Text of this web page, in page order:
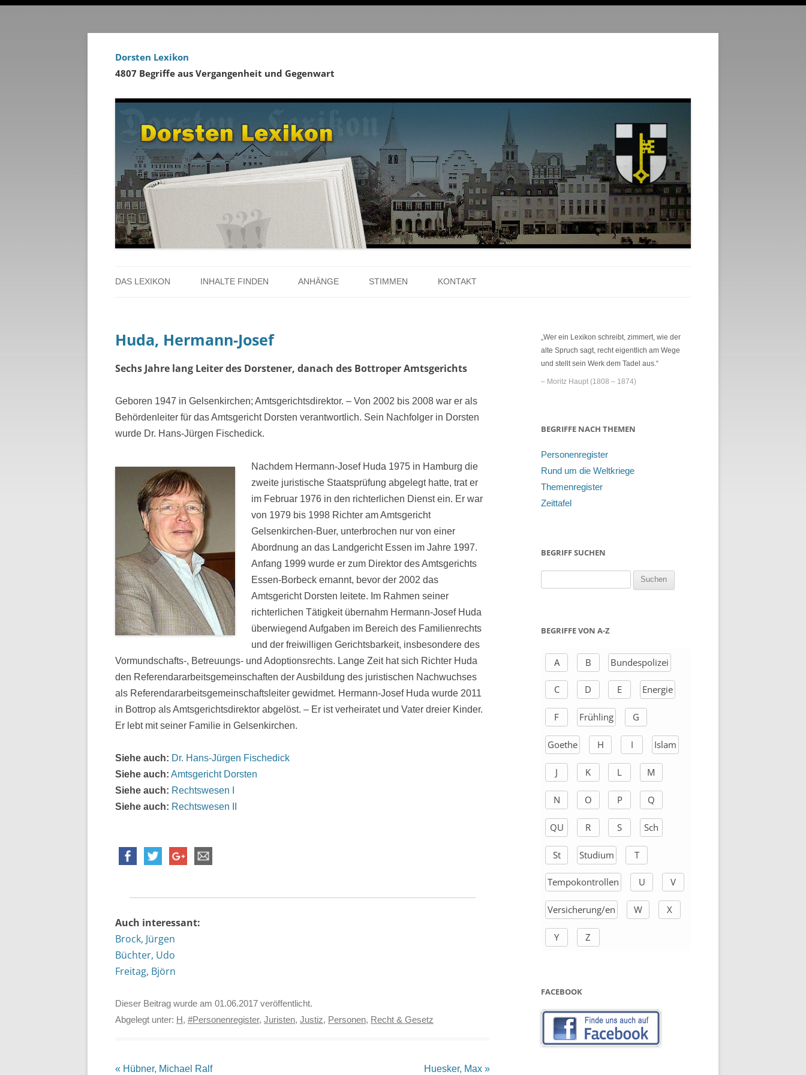
Dorsten Lexikon
4807 Begriffe aus Vergangenheit und Gegenwart
zum
DAS LEXIKON
ÜBER DAS PROJEKT
INHALTE FINDEN
PERSONENREGISTER
RUND UM DIE WELTKRIEGE
ZEITTAFEL
ANHÄNGE
LINKS
STIMMEN KONTAKT
DANK
Huda, Hermann-Josef
Sechs Jahre lang Leiter des Dorstener, danach des Bottroper Amtsgerichts
Geboren 1947 in Gelsenkirchen; Amtsgerichtsdirektor. – Von 2002 bis 2008 war er als
Behördenleiter für das Amtsgericht Dorsten verantwortlich. Sein Nachfolger in Dorsten
wurde Dr. Hans-Jürgen Fischedick.
Nachdem Hermann-Josef Huda 1975 in Hamburg die
zweite juristische Staatsprüfung abgelegt hatte, trat er
im Februar 1976 in den richterlichen Dienst ein. Er war
von 1979 bis 1998 Richter am Amtsgericht
Gelsenkirchen-Buer, unterbrochen nur von einer
Abordnung an das Landgericht Essen im Jahre 1997.
Anfang 1999 wurde er zum Direktor des Amtsgerichts
Essen-Borbeck ernannt, bevor der 2002 das
Amtsgericht Dorsten leitete. Im Rahmen seiner
richterlichen Tätigkeit übernahm Hermann-Josef Huda
überwiegend Aufgaben im Bereich des Familienrechts
und der freiwilligen Gerichtsbarkeit, insbesondere des
Vormundschafts-, Betreuungs- und Adoptionsrechts. Lange Zeit hat sich Richter Huda
den Referendararbeitsgemeinschaften der Ausbildung des juristischen Nachwuchses
als Referendararbeitsgemeinschaftsleiter gewidmet. Hermann-Josef Huda wurde 2011
in Bottrop als Amtsgerichtsdirektor abgelöst. – Er ist verheiratet und Vater dreier Kinder.
Er lebt mit seiner Familie in Gelsenkirchen.
Siehe auch: Dr. Hans-Jürgen Fischedick
Siehe auch: Amtsgericht Dorsten
Siehe auch: Rechtswesen I
Siehe auch: Rechtswesen II
Auch interessant:
Brock, Jürgen
Büchter, Udo
Freitag, Björn
Dieser Beitrag wurde am 01.06.2017 veröffentlicht.
Abgelegt unter: H, #Personenregister, Juristen, Justiz, Personen, Recht & Gesetz
Beitrags-
« Hübner, Michael Ralf Huesker, Max »
„Wer ein Lexikon schreibt, zimmert, wie der
alte Spruch sagt, recht eigentlich am Wege
und stellt sein Werk dem Tadel aus.“
– Moritz Haupt (1808 – 1874)
BEGRIFFE NACH THEMEN
Personenregister
Rund um die Weltkriege
Themenregister
Zeittafel
BEGRIFF SUCHEN
h
h
BEGRIFFE VON A-Z
A B Bundespolizei
C D E Energie
F Frühling G
Goethe H I Islam
J K L M
N O P Q
QU R S Sch
St Studium T
Tempokontrollen U V
Versicherung/en W X
Y Z
FACEBOOK